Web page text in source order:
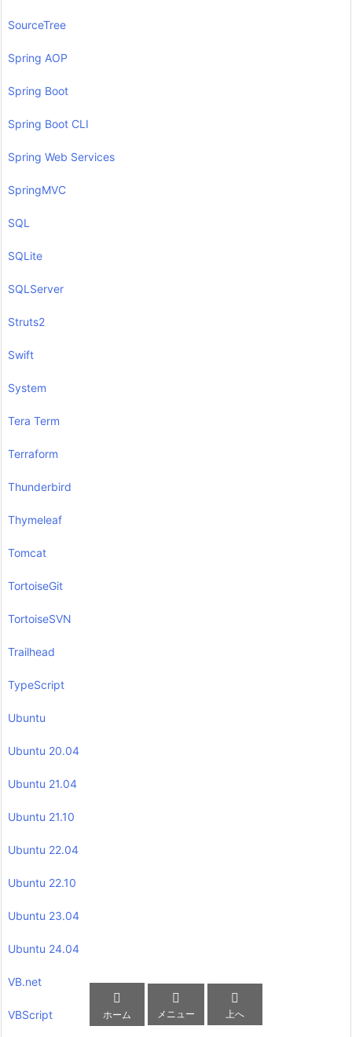
SourceTree
Spring AOP
Spring Boot
Spring Boot CLI
Spring Web Services
SpringMVC
SQL
SQLite
SQLServer
Struts2
Swift
System
Tera Term
Terraform
Thunderbird
Thymeleaf
Tomcat
TortoiseGit
TortoiseSVN
Trailhead
TypeScript
Ubuntu
Ubuntu 20.04
Ubuntu 21.04
Ubuntu 21.10
Ubuntu 22.04
Ubuntu 22.10
Ubuntu 23.04
Ubuntu 24.04
VB.net
VBScript

ホーム

メニュー

上へ